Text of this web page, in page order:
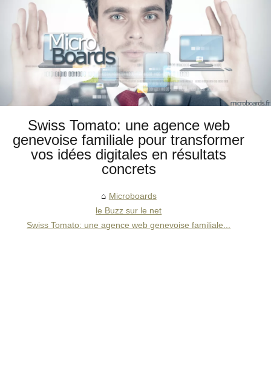
Swiss Tomato: une agence web
genevoise familiale pour transformer
vos idées digitales en résultats
concrets
Microboards
le Buzz sur le net
Swiss Tomato: une agence web genevoise familiale...